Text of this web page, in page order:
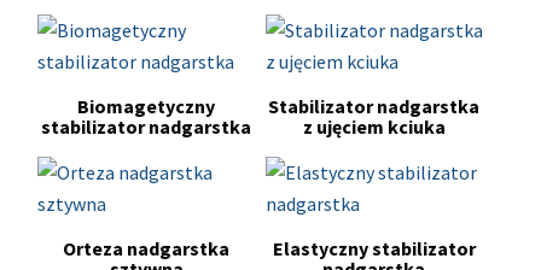
Biomagetyczny
stabilizator nadgarstka
Stabilizator nadgarstka
z ujęciem kciuka
Orteza nadgarstka
Elastyczny stabilizator